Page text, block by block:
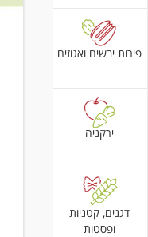
פירות יבשים ואגוזים
ירקניה
דגנים, קטניות
ופסטות